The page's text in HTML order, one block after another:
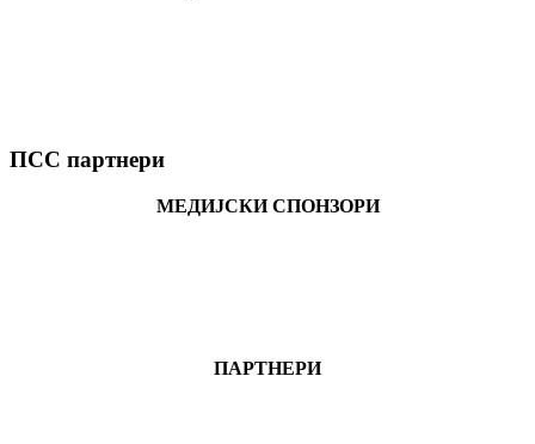
ПСС партнери
МЕДИЈСКИ СПОНЗОРИ
ПАРТНЕРИ